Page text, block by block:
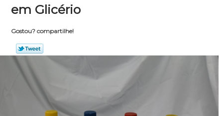
em Glicério
Gostou? compartilhe!